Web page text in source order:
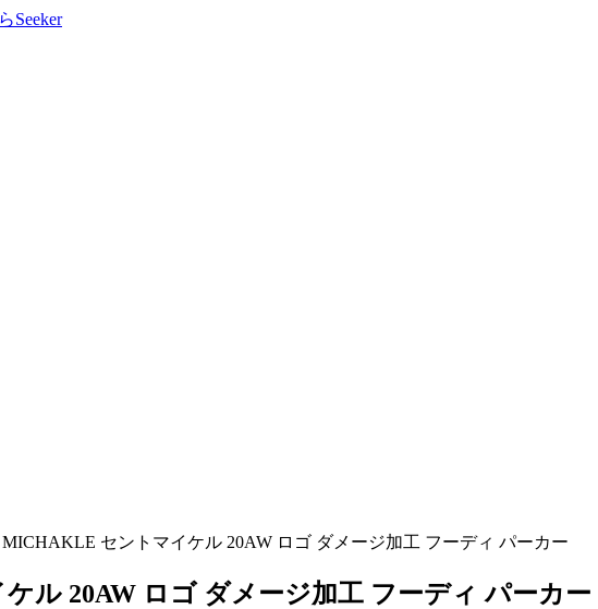
セントマイケル 20AW ロゴ ダメージ加工 フーディ パーカー
ル 20AW ロゴ ダメージ加工 フーディ パーカー